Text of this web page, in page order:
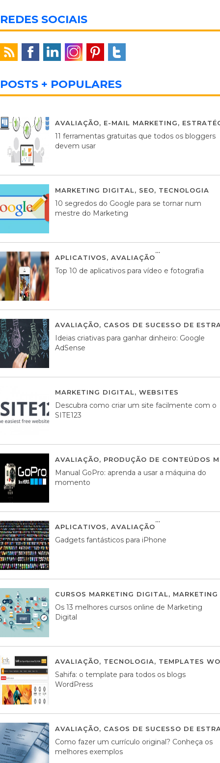
REDES SOCIAIS
POSTS + POPULARES
AVALIAÇÃO, E-MAIL MARKETING,
11 ferramentas gratuitas que todos os bloggers
devem usar
MARKETING DIGITAL, SEO, TECNOLOGIA
10 segredos do Google para se tornar num
mestre do Marketing
APLICATIVOS, AVALIAÇÃO
Top 10 de aplicativos para vídeo e fotografia
AVALIAÇÃO, CASOS DE SUCESSO DE
Ideias criativas para ganhar dinheiro: Google
AdSense
MARKETING DIGITAL, WEBSITES
Descubra como criar um site facilmente com o
SITE123
AVALIAÇÃO, PRODUÇÃO DE CONTEÚDOS
Manual GoPro: aprenda a usar a máquina do
momento
APLICATIVOS, AVALIAÇÃO
Gadgets fantásticos para iPhone
CURSOS MARKETING DIGITAL,
Os 13 melhores cursos online de Marketing
Digital
AVALIAÇÃO, TECNOLOGIA, TEMPLATES
Sahifa: o template para todos os blogs
WordPress
AVALIAÇÃO, CASOS DE SUCESSO DE
Como fazer um currículo original? Conheça os
melhores exemplos